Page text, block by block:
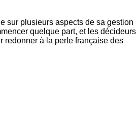
sur plusieurs aspects de sa gestion
quelque part, et les décideurs
redonner à la perle française des